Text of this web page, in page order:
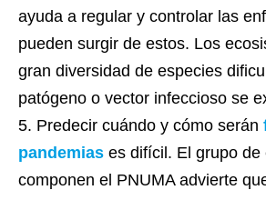
ayuda a regular y controlar las
pueden surgir de estos. Los
gran diversidad de especies
patógeno o vector infeccioso se
Predecir cuándo y cómo serán
pandemias es difícil. El grupo
componen el PNUMA advierte